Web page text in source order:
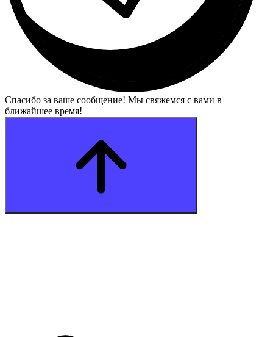
Спасибо за ваше сообщение! Мы свяжемся с вами в
ближайшее время!